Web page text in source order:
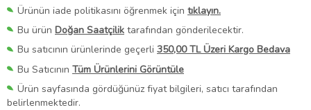
Ürünün iade politikasını öğrenmek için tıklayın.
Bu ürün Doğan Saatçilik tarafından gönderilecektir.
Bu satıcının ürünlerinde geçerli 350,00 TL Üzeri Kargo Bedava
Bu Satıcının Tüm Ürünlerini Görüntüle
Ürün sayfasında gördüğünüz fiyat bilgileri, satıcı tarafından
belirlenmektedir.